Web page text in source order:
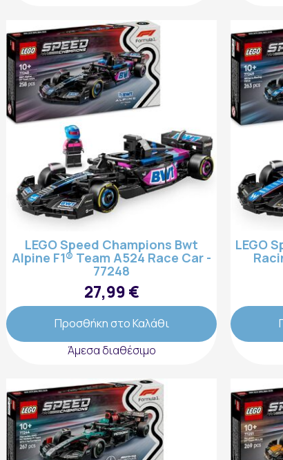
LEGO Speed Champions Bwt
Alpine F1® Team A524 Race Car -
77248
27,99 €
Προσθήκη στο Καλάθι
Άμεσα διαθέσιμο
LEGO
εγγραφή